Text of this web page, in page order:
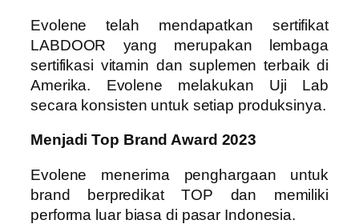
Evolene telah mendapatkan sertifikat
LABDOOR yang merupakan lembaga
sertifikasi vitamin dan suplemen terbaik di
Amerika. Evolene melakukan Uji Lab
secara konsisten untuk setiap produksinya.
Menjadi Top Brand Award 2023
Evolene menerima penghargaan untuk
brand berpredikat TOP dan memiliki
performa luar biasa di pasar Indonesia.